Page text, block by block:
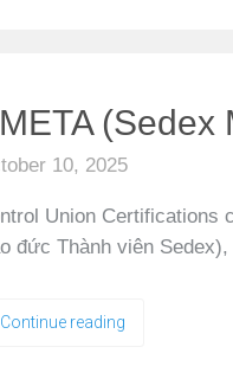
(Sedex
10, 2025
Union Certifications
đức Thành viên
Continue reading